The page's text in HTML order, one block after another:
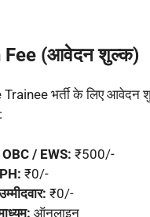
(आवेदन शुल्क)
भर्ती के लिए आवेदन
/ EWS: ₹500/-
₹0/-
₹0/-
ऑनलाइन